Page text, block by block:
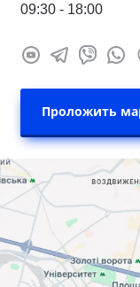
09:30 - 18:00
Проложить